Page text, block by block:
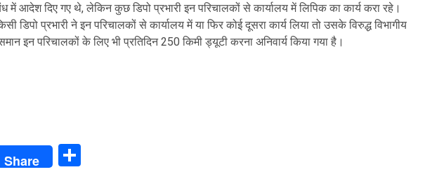
में आदेश दिए गए थे, लेकिन कुछ डिपो प्रभारी इन परिचालकों से कार्यालय में लिपिक का कार्य करा रहे।
डिपो प्रभारी ने इन परिचालकों से कार्यालय में या फिर कोई दूसरा कार्य लिया तो उसके विरुद्ध विभागीय
इन परिचालकों के लिए भी प्रतिदिन 250 किमी ड्यूटी करना अनिवार्य किया गया है।
Share